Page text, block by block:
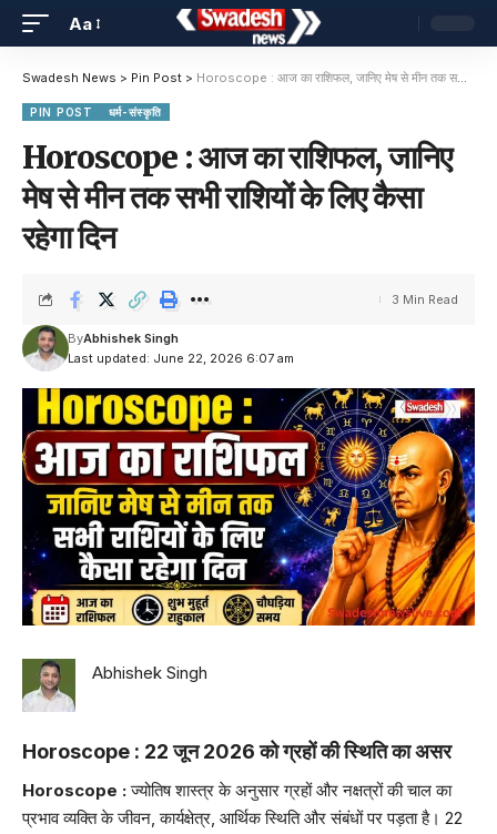
Aa
Swadesh News > Pin Post > Horoscope : आज का राशिफल, जानिए मेष से मीन तक सभी राशियों के लिए कैसा रहेगा दिन
PIN POST धर्म-संस्कृति
Horoscope : आज का राशिफल, जानिए
मेष से मीन तक सभी राशियों के लिए कैसा
रहेगा दिन
Last updated: June 22, 2026 6:07 am
ByAbhishek Singh
3 Min Read
Abhishek Singh
Horoscope : 22 जून 2026 को ग्रहों की स्थिति का असर
Horoscope :ज्योतिष शास्त्र के अनुसार ग्रहों और नक्षत्रों की चाल का
प्रभाव व्यक्ति के जीवन, कार्यक्षेत्र, आर्थिक स्थिति और संबंधों पर पड़ता है। 22